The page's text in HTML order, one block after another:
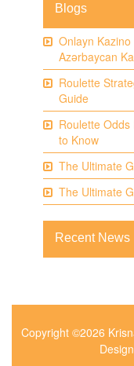
Blogs
Onlayn Kazino
Azərbaycan
Roulette
Guide
Roulette
to Know
The Ultimate
The Ultimate
Recent News
Copyright ©2026